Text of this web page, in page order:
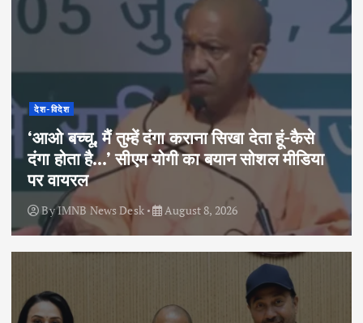
देश-विदेश
‘आओ बच्चू, मैं तुम्हें दंगा कराना सिखा देता हूं-कैसे
दंगा होता है…’ सीएम योगी का बयान सोशल मीडिया
पर वायरल
ByIMNB News Desk August 8, 2026